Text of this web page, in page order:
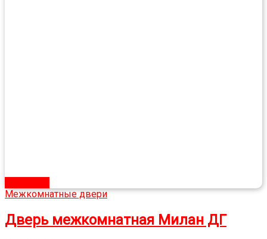
Межкомнатные двери
Дверь межкомнатная Милан ДГ